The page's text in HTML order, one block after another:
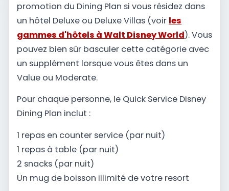
promotion du Dining Plan si vous résidez dans
un hôtel Deluxe ou Deluxe Villas (voir les
gammes d'hôtels à Walt Disney World). Vous
pouvez bien sûr basculer cette catégorie avec
un supplément lorsque vous êtes dans un
Value ou Moderate.
Pour chaque personne, le Quick Service Disney
Dining Plan inclut :
1 repas en counter service (par nuit)
1 repas à table (par nuit)
2 snacks (par nuit)
Un mug de boisson illimité de votre resort